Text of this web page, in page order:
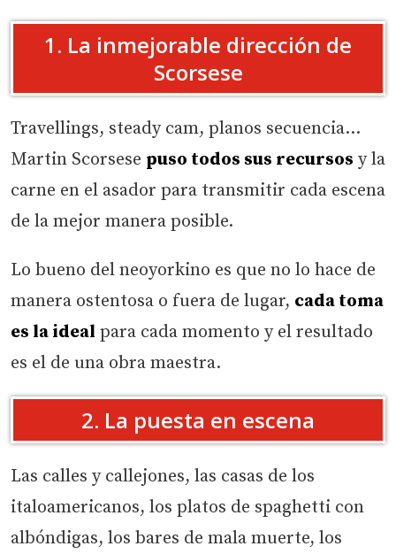
1. La inmejorable dirección de
Scorsese
Travellings, steady cam, planos secuencia…
Martin Scorsese puso todos sus recursos y la
carne en el asador para transmitir cada escena
de la mejor manera posible.
Lo bueno del neoyorkino es que no lo hace de
manera ostentosa o fuera de lugar, cada toma
es la ideal para cada momento y el resultado
es el de una obra maestra.
2. La puesta en escena
Las calles y callejones, las casas de los
italoamericanos, los platos de spaghetti con
albóndigas, los bares de mala muerte, los